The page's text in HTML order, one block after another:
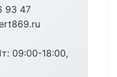
93 47
09:00-18:00,